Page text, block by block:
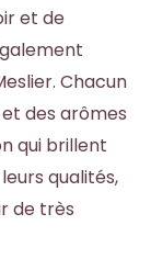
et de
Chacun
des arômes
qui brillent
qualités,
de très